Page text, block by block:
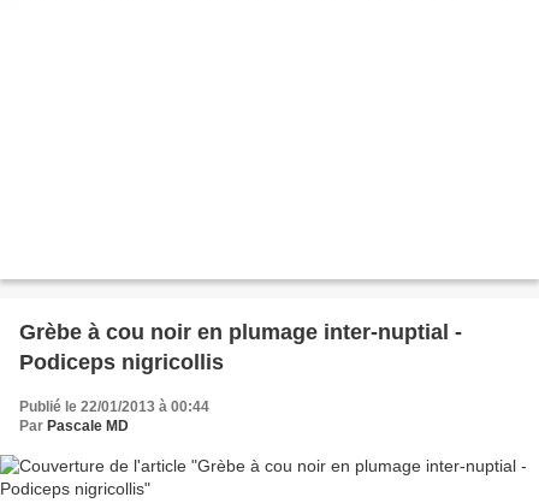
Grèbe à cou noir en plumage inter-nuptial -
Podiceps nigricollis
Publié le 22/01/2013 à 00:44
Par Pascale MD